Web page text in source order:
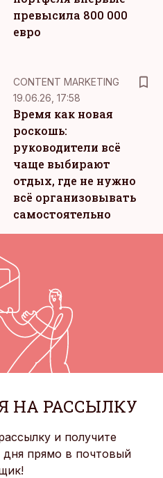
превысила 800 000
евро
CONTENT MARKETING
19.06.26, 17:58
Время как новая
роскошь:
руководители всё
чаще выбирают
отдых, где не нужно
всё организовывать
самостоятельно
НА РАССЫЛКУ
и получите
прямо в почтовый